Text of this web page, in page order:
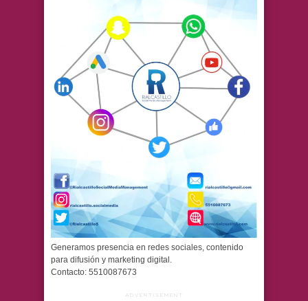
Generamos presencia en redes sociales, contenido
para difusión y marketing digital.
Contacto: 5510087673
ADVERTISEMENT